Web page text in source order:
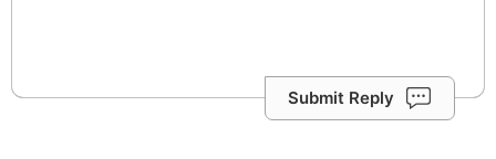
Submit Reply